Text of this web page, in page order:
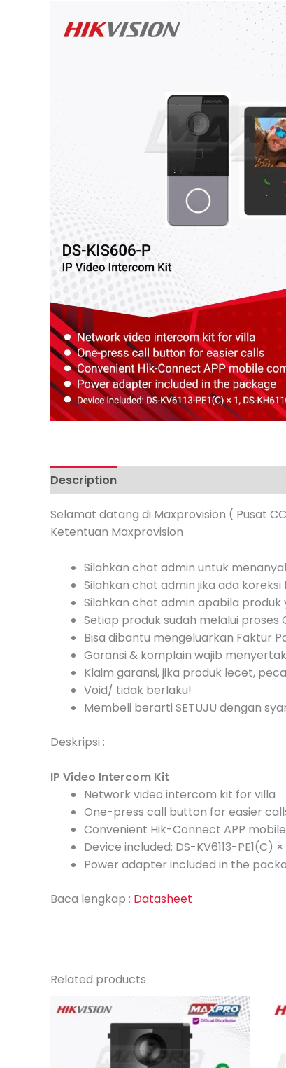
Description
Selamat datang di Maxprovision ( Pusat
Ketentuan Maxprovision
Silahkan chat admin untuk
Silahkan chat admin jika ada koreksi
Silahkan chat admin apabila
Setiap produk sudah melalui proses
Bisa dibantu mengeluarkan Faktur
Garansi & komplain wajib
Klaim garansi, jika produk lecet,
Void/ tidak berlaku!
Membeli berarti SETUJU dengan
Deskripsi :
IP Video Intercom Kit
Network video intercom kit for villa
One-press call button for easier
Convenient Hik-Connect APP
Device included: DS-KV6113-PE1(C) ×
Power adapter included in the
Baca lengkap : Datasheet
Related products